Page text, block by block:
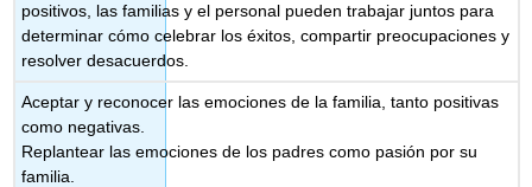
positivos, las familias y el personal pueden trabajar juntos para
determinar cómo celebrar los éxitos, compartir preocupaciones y
resolver desacuerdos.
Aceptar y reconocer las emociones de la familia, tanto positivas
como negativas.
Replantear las emociones de los padres como pasión por su
familia.